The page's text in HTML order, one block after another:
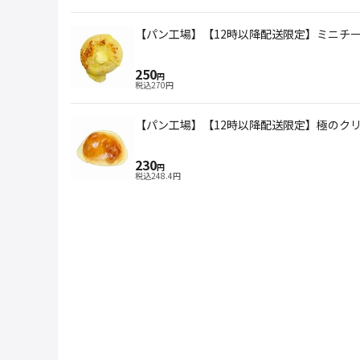
【パン工場】【12時以降配送限定】ミニチ
250円
税込270円
【パン工場】【12時以降配送限定】極のク
230円
税込248.4円